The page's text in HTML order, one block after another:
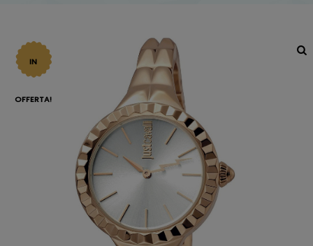
IN
OFFERTA!